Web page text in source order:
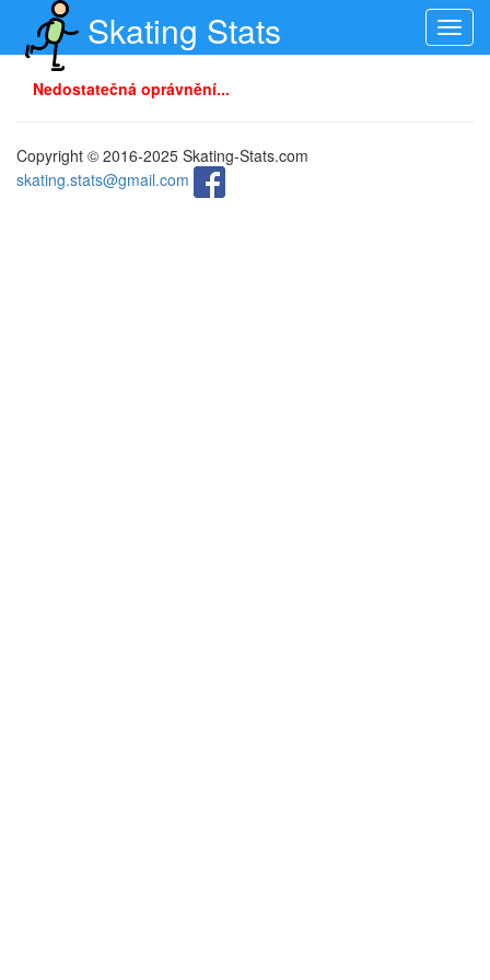
Skating Stats
Nedostatečná oprávnění...
Copyright © 2016-2025 Skating-Stats.com
skating.stats@gmail.com